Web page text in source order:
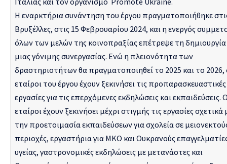
Η εναρκτήρια συνάντηση του έργου πραγματοποιήθηκε
Βρυξέλλες, στις 15 Φεβρουαρίου 2024, και η ενεργός
όλων των μελών της κοινοπραξίας επέτρεψε τη δημιουργία
μιας γόνιμης συνεργασίας. Ενώ η πλειονότητα των
δραστηριοτήτων θα πραγματοποιηθεί το 2025 και το 2026,
εταίροι του έργου έχουν ξεκινήσει τις προπαρασκευαστικές
εργασίες για τις επερχόμενες εκδηλώσεις και εκπαιδεύσεις.
εταίροι έχουν ξεκινήσει μέχρι στιγμής τις εργασίες σχετικά
την προετοιμασία εκπαιδεύσεων για σχολεία σε
περιοχές, εργαστήρια για ΜΚΟ και Ουκρανούς
υγείας, γαστρονομικές εκδηλώσεις με μετανάστες και